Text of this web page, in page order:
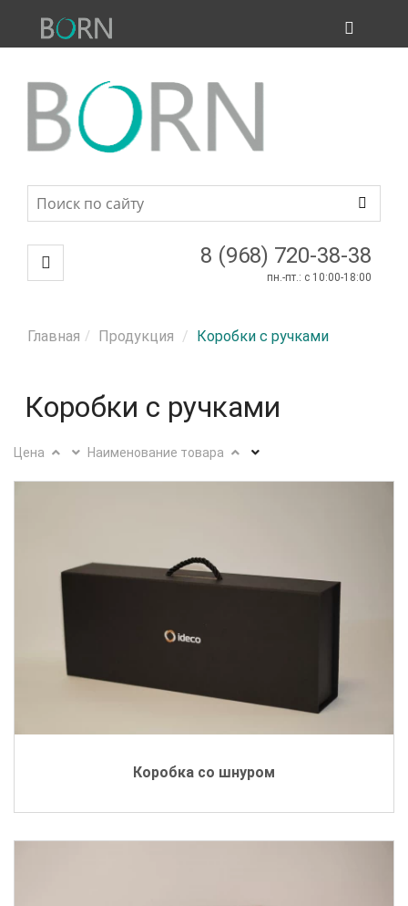
8 (968) 720-38-38
пн.-пт.: c 10:00-18:00
ПРОДУКЦИЯ
Главная Продукция Коробки с ручками
Коробки с ручками
Цена Наименование товара
Коробка со шнуром